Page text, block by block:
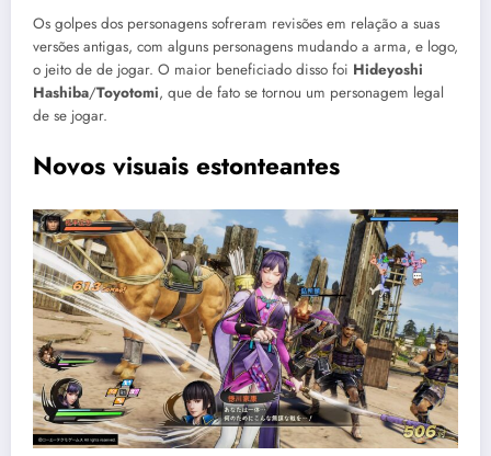
Os golpes dos personagens sofreram revisões em relação a suas
versões antigas, com alguns personagens mudando a arma, e logo,
o jeito de de jogar. O maior beneficiado disso foi Hideyoshi
Hashiba/Toyotomi, que de fato se tornou um personagem legal
de se jogar.
Novos visuais estonteantes